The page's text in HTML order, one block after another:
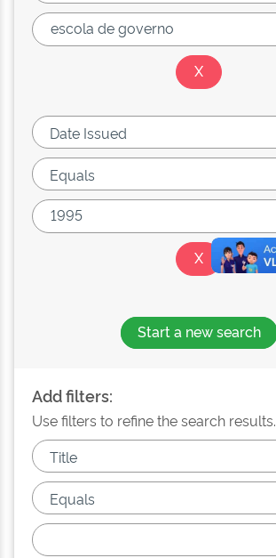
Start a new search
Add filters:
Use filters to refine the search results.